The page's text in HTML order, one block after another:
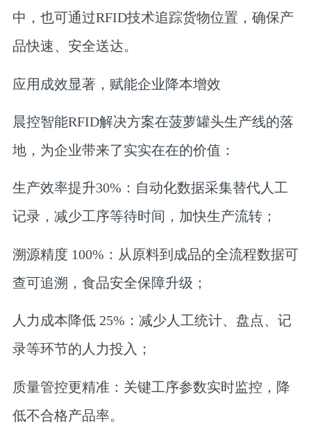
中，也可通过RFID技术追踪货物位置，确保产
品快速、安全送达。
应用成效显著，赋能企业降本增效
晨控智能RFID解决方案在菠萝罐头生产线的落
地，为企业带来了实实在在的价值：
生产效率提升30%： 自动化数据采集替代人工
记录，减少工序等待时间，加快生产流转；
溯源精度 100%： 从原料到成品的全流程数据可
查可追溯，食品安全保障升级；
人力成本降低 25%： 减少人工统计、盘点、记
录等环节的人力投入；
质量管控更精准： 关键工序参数实时监控，降
低不合格产品率。